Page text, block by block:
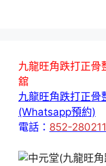
九龍旺角跌打正骨
舘
九龍旺角跌打正骨
(Whatsapp預約)
電話： 852-